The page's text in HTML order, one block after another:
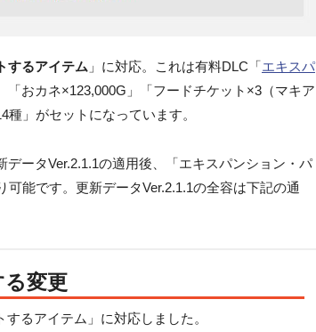
するアイテム 」に対応。これは有料DLC「エキスパ
「おカネ×123,000G」「フードチケット×3（マキア
種」がセットになっています。
データVer.2.1.1の適用後、「エキスパンション・パ
能です。更新データVer.2.1.1の全容は下記の通
変更
るアイテム」に対応しました。